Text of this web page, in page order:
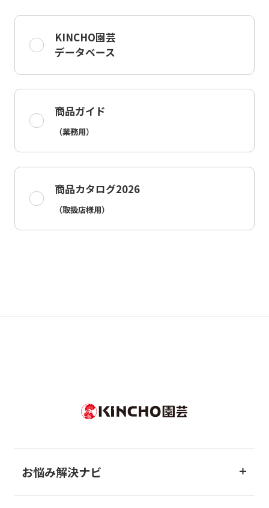
KINCHO園芸
データベース
商品ガイド
（業務用）
商品カタログ2026
（取扱店様用）
お悩み解決ナビ